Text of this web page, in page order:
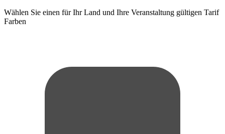
Wählen Sie einen für Ihr Land und Ihre Veranstaltung gültigen Tarif
Farben